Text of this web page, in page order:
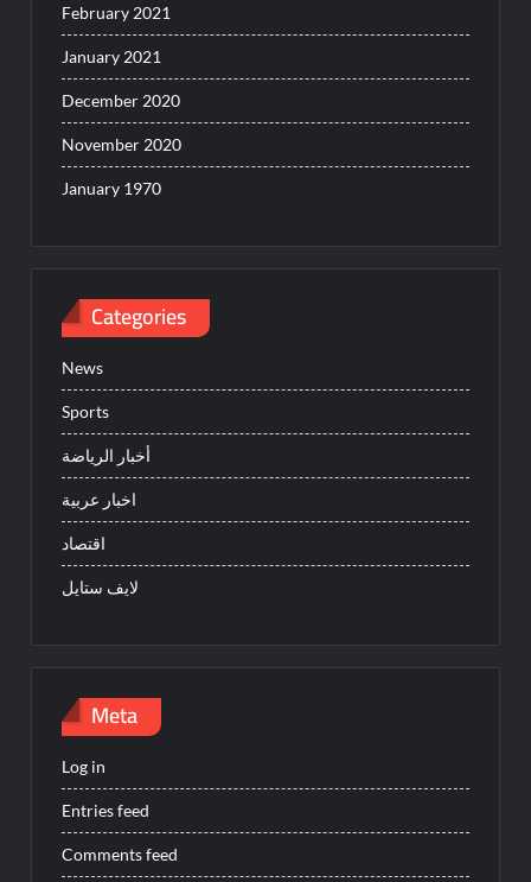
February 2021
January 2021
December 2020
November 2020
January 1970
Categories
News
Sports
أخبار الرياضة
اخبار عربية
اقتصاد
لايف ستايل
Meta
Log in
Entries feed
Comments feed